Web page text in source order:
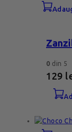
0 din 5
129